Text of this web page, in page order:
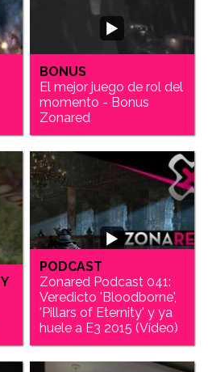
BONUS
El mejor juego de rol del
momento - Bonus
Zonared
PODCAST
Zonared Podcast 041:
Veredicto 'Bloodborne',
'Pillars of Eternity' y ya
huele a E3 2015 (Vídeo)